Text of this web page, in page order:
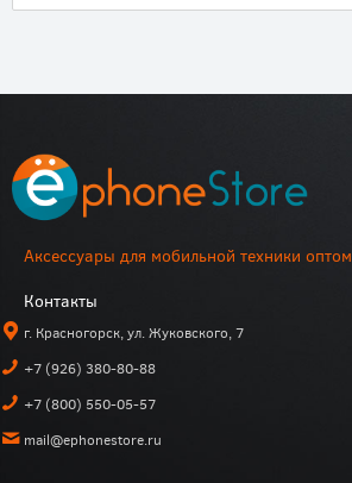
Аксессуары для мобильной техники оптом
Контакты
г. Красногорск, ул. Жуковского, 7
+7 (926) 380-80-88
+7 (800) 550-05-57
mail@ephonestore.ru